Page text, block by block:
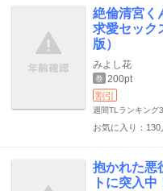
絶倫清宮く
求愛セック
版）
みよし花
巻 200pt
割引
週間TLランキング
お気に入り：130
抱かれた悪
トに突入中